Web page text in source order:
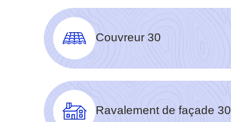
Couvreur 30
Ravalement de façade 30